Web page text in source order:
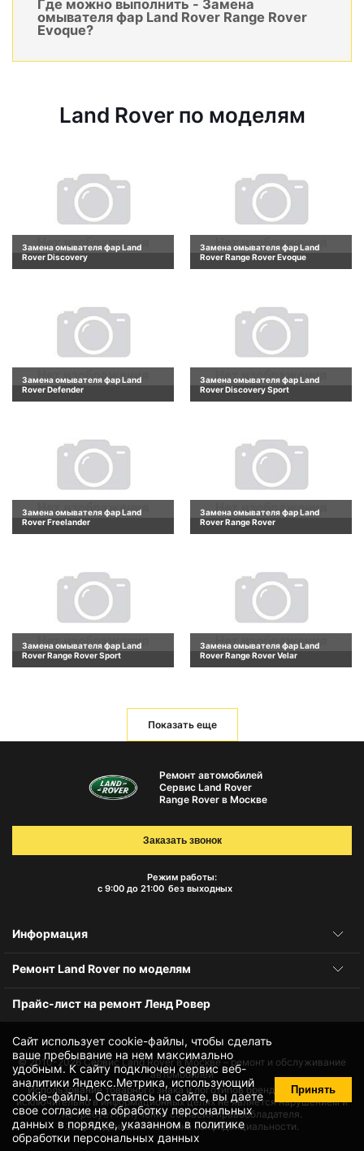
Где можно выполнить - Замена
омывателя фар Land Rover Range Rover
Evoque?
Land Rover по моделям
Замена омывателя фар Land
Rover Discovery
Замена омывателя фар Land
Rover Range Rover Evoque
Замена омывателя фар Land
Rover Defender
Замена омывателя фар Land
Rover Discovery Sport
Замена омывателя фар Land
Rover Freelander
Замена омывателя фар Land
Rover Range Rover
Замена омывателя фар Land
Rover Range Rover Sport
Замена омывателя фар Land
Rover Range Rover Velar
Показать еще
Сайт использует cookie-файлы, чтобы сделать
ваше пребывание на нем максимально
удобным. К cайту подключен сервис веб-
аналитики Яндекс.Метрика, использующий
cookie-файлы. Оставаясь на сайте, вы даете
своесогласие на обработку персональных
данных в порядке, указанном в политике
обработки персональных данных
Принять
Ремонт автомобилей
Сервис Land Rover
Range Rover в Москве
Режим работы:
с 9:00 до 21:00 без выходных
Заказать звонок
Информация
Ремонт Land Rover по моделям
Прайс-лист на ремонт Ленд Ровер
© 2010-2026Сервис Land Rover в Москве – ремонт и обслуживание
автомобилей
Использование товарного знака и логотипов бренда происходит
исключительно в информационных целях не является нарушением и
не требует получения согласия правообладателя.
Защита данных и политика конфиденциальности.